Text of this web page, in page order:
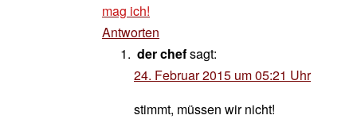
mag ich!
Antworten
der chefsagt:
24. Februar 2015 um 05:21 Uhr
stimmt, müssen wir nicht!